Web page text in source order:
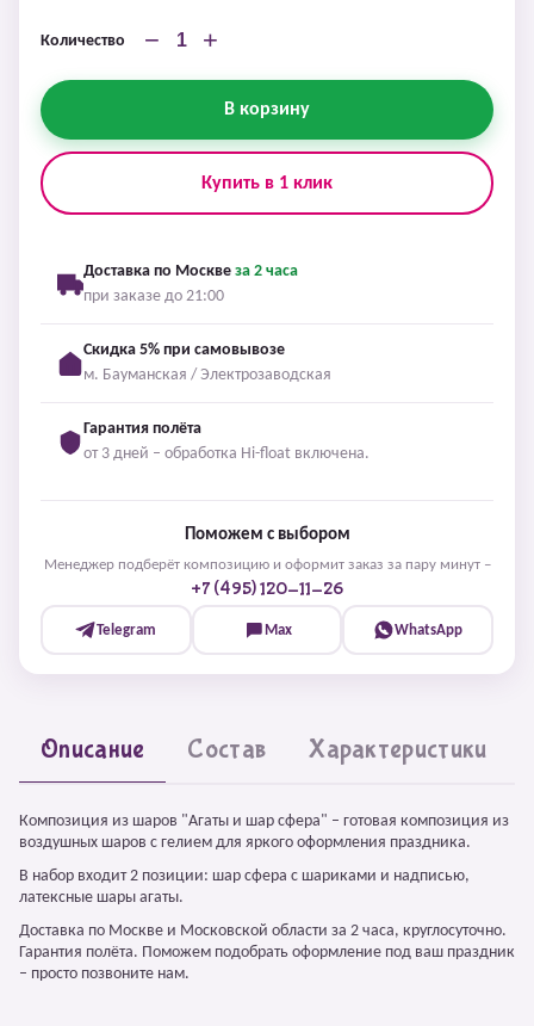
Количество − +
В корзину
Купить в 1 клик
Доставка по Москве за 2 часа
при заказе до 21:00
Скидка 5% при самовывозе
м. Бауманская / Электрозаводская
Гарантия полёта
от 3 дней – обработка Hi-float включена.
Поможем с выбором
Менеджер подберёт композицию и оформит заказ за пару минут –
+7 (495) 120-11-26
Telegram Max WhatsApp
Описание Состав Характеристики
Композиция из шаров "Агаты и шар сфера" – готовая композиция из
воздушных шаров с гелием для яркого оформления праздника.
В набор входит 2 позиции: шар сфера с шариками и надписью,
латексные шары агаты.
Доставка по Москве и Московской области за 2 часа, круглосуточно.
Гарантия полёта. Поможем подобрать оформление под ваш праздник
– просто позвоните нам.